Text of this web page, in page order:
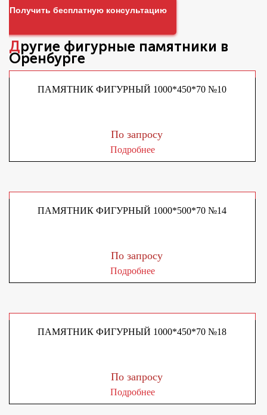
Получить бесплатную консультацию
Другие фигурные памятники в
Оренбурге
ПАМЯТНИК ФИГУРНЫЙ 1000*450*70 №10
По запросу
Подробнее
ПАМЯТНИК ФИГУРНЫЙ 1000*500*70 №14
По запросу
Подробнее
ПАМЯТНИК ФИГУРНЫЙ 1000*450*70 №18
По запросу
Подробнее